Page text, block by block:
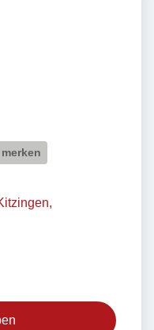
merken